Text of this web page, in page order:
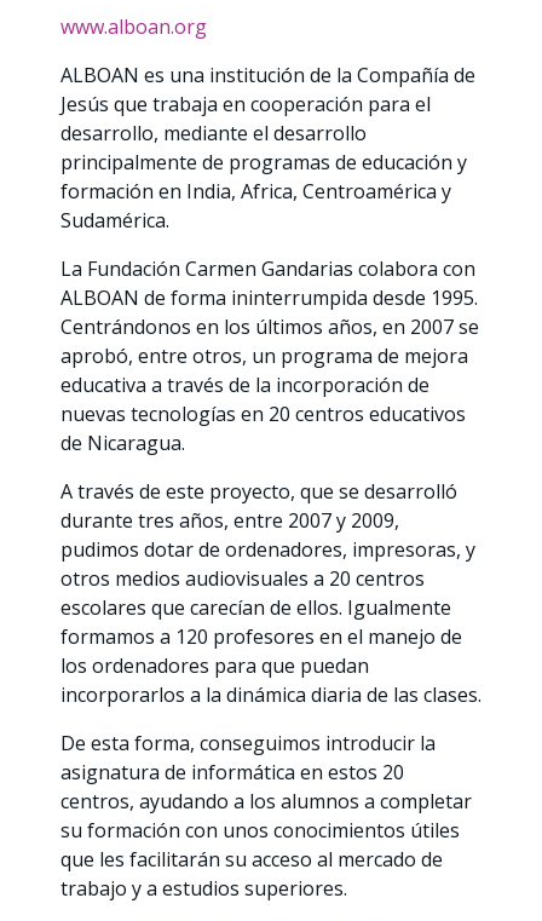
www.alboan.org
ALBOAN es una institución de la Compañía de
Jesús que trabaja en cooperación para el
desarrollo, mediante el desarrollo
principalmente de programas de educación y
formación en India, Africa, Centroamérica y
Sudamérica.
La Fundación Carmen Gandarias colabora con
ALBOAN de forma ininterrumpida desde 1995.
Centrándonos en los últimos años, en 2007 se
aprobó, entre otros, un programa de mejora
educativa a través de la incorporación de
nuevas tecnologías en 20 centros educativos
de Nicaragua.
A través de este proyecto, que se desarrolló
durante tres años, entre 2007 y 2009,
pudimos dotar de ordenadores, impresoras, y
otros medios audiovisuales a 20 centros
escolares que carecían de ellos. Igualmente
formamos a 120 profesores en el manejo de
los ordenadores para que puedan
incorporarlos a la dinámica diaria de las clases.
De esta forma, conseguimos introducir la
asignatura de informática en estos 20
centros, ayudando a los alumnos a completar
su formación con unos conocimientos útiles
que les facilitarán su acceso al mercado de
trabajo y a estudios superiores.